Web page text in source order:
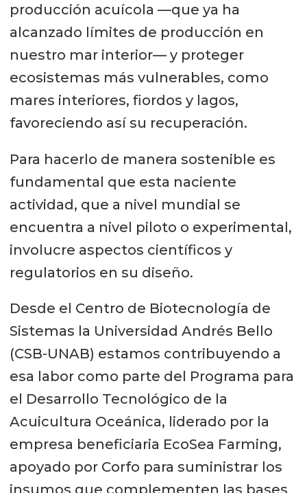
producción acuícola —que ya ha
alcanzado límites de producción en
nuestro mar interior— y proteger
ecosistemas más vulnerables, como
mares interiores, fiordos y lagos,
favoreciendo así su recuperación.
Para hacerlo de manera sostenible es
fundamental que esta naciente
actividad, que a nivel mundial se
encuentra a nivel piloto o experimental,
involucre aspectos científicos y
regulatorios en su diseño.
Desde el Centro de Biotecnología de
Sistemas la Universidad Andrés Bello
(CSB-UNAB) estamos contribuyendo a
esa labor como parte del Programa para
el Desarrollo Tecnológico de la
Acuicultura Oceánica, liderado por la
empresa beneficiaria EcoSea Farming,
apoyado por Corfo para suministrar los